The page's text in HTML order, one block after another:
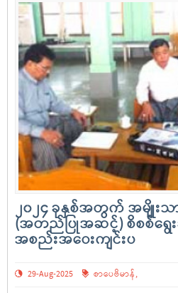
၂၀၂၄ ခုနှစ်အတွက် အမျိုး
(အတည်ပြုအဆင့်) စိစစ်ရွေး
အစည်းအဝေးကျင်းပ
29-Aug-2025 စာပေဗိမာန်,